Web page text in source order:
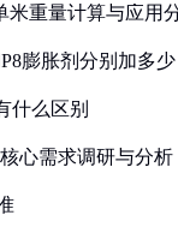
米重量计算与应用
膨胀剂分别加多少
什么区别
心需求调研与分析